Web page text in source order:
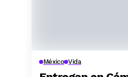
México Vida